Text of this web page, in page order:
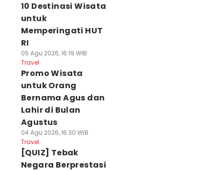
10 Destinasi Wisata
untuk
Memperingati HUT
RI
05 Agu 2026, 16:19 WIB
Travel
Promo Wisata
untuk Orang
Bernama Agus dan
Lahir di Bulan
Agustus
04 Agu 2026, 16:30 WIB
Travel
[QUIZ] Tebak
Negara Berprestasi